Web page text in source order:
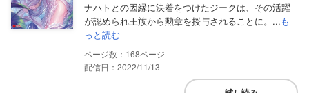
ナハトとの因縁に決着をつけたジークは、その活躍
が認められ王族から勲章を授与されることに。...も
っと読む
168
配信日：2022/11/13